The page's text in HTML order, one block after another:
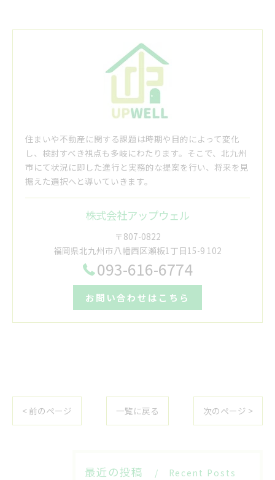
住まいや不動産に関する課題は時期や目的によって変化
し、検討すべき視点も多岐にわたります。そこで、北九州
市にて状況に即した進行と実務的な提案を行い、将来を見
据えた選択へと導いていきます。
株式会社アップウェル
〒807-0822
福岡県北九州市八幡西区瀬板1丁目15-9 102
093-616-6774
お問い合わせはこちら
< 前のページ 一覧に戻る 次のページ >
最近の投稿 Recent Posts